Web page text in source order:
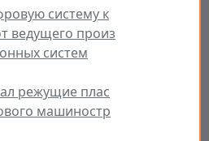
систему к
ведущего произ
систем
режущие плас
машиностр